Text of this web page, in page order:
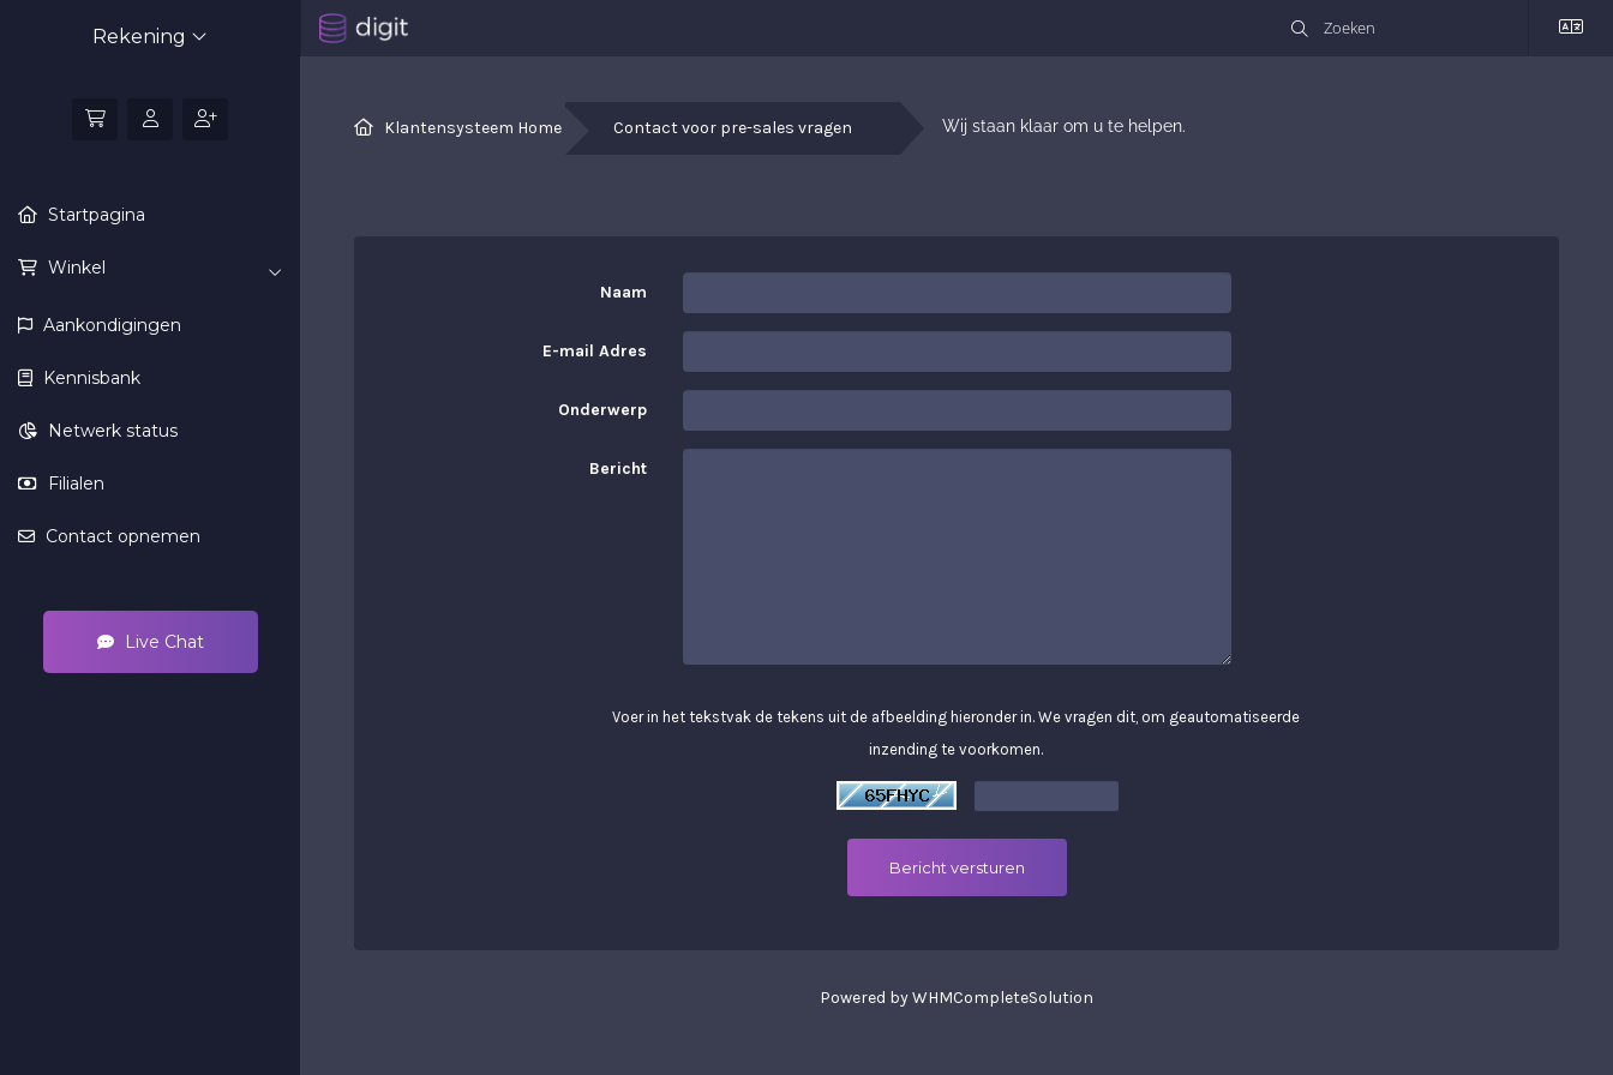
Rekening
Startpagina
Winkel
Aankondigingen
Kennisbank
Netwerk status
Filialen
Contact opnemen
Live Chat
Klantensysteem Home Contact voor pre-sales vragen Wij staan klaar om u te helpen.
Naam
E-mail Adres
Onderwerp
Bericht
Voer in het tekstvak de tekens uit de afbeelding hieronder in. We vragen dit, om geautomatiseerde
inzending te voorkomen.
Bericht versturen
Powered byWHMCompleteSolution